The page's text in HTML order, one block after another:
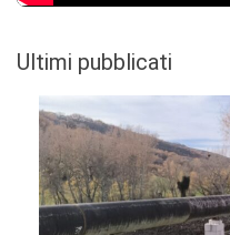
Ultimi pubblicati